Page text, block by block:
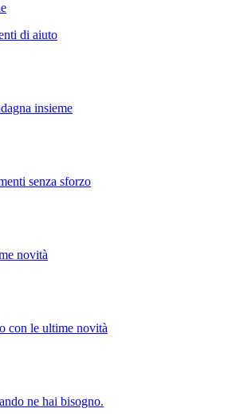
di aiuto
insieme
senza sforzo
novità
con le ultime novità
ne hai bisogno.